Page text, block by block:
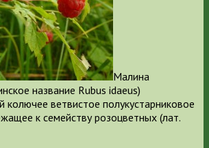
Малина
название Rubus idaeus)
колючее ветвистое полукустарниковое
к семейству розоцветных (лат.